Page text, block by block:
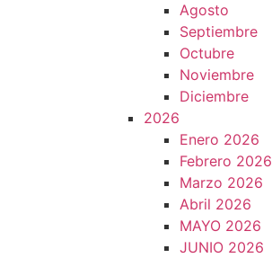
Agosto
Septiembre
Octubre
Noviembre
Diciembre
2026
Enero 2026
Febrero 2026
Marzo 2026
Abril 2026
MAYO 2026
JUNIO 2026